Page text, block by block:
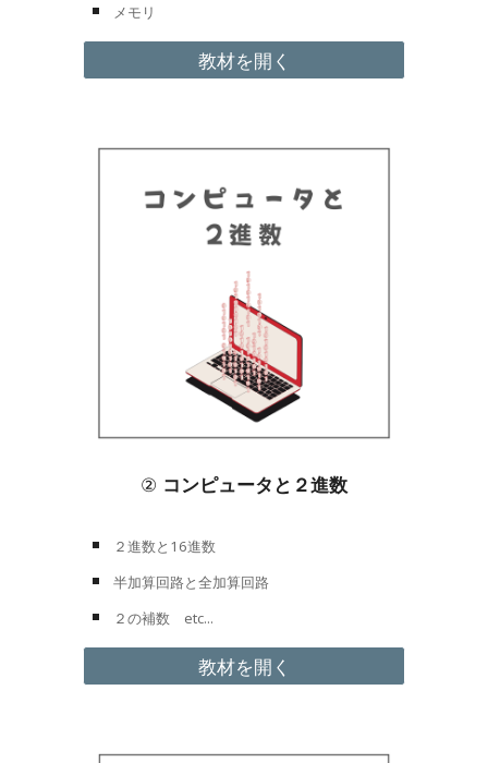
メモリ
教材を開く
② コンピュータ と２進数
２進数と16進数
半加算回路と全加算回路
２の補数 etc...
教材を開く